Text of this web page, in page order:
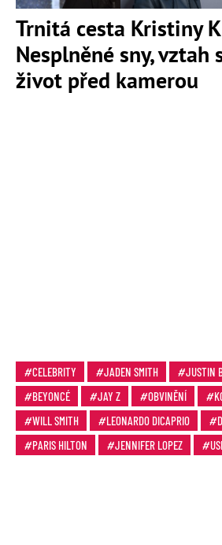
Trnitá cesta Kristiny
Nesplněné sny, vztah
život před kamerou
CELEBRITY JADEN SMITH JUSTIN
BEYONCÉ
JAY Z OBVINĚNÍ
WILL SMITH
LEONARDO DICAPRIO
PARIS HILTON
JENNIFER LOPEZ